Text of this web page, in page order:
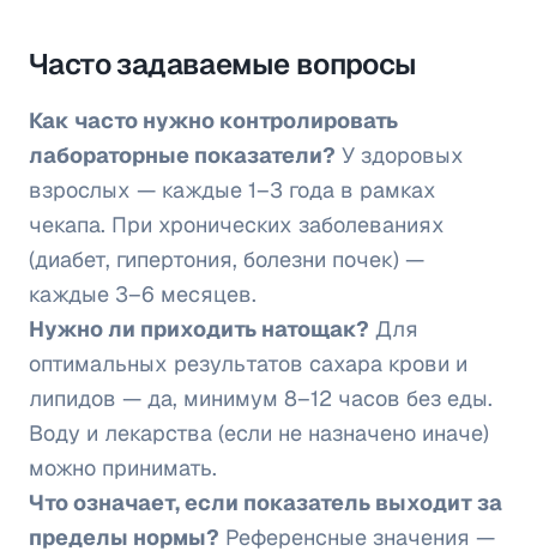
Часто задаваемые вопросы
Как часто нужно контролировать
лабораторные показатели? У здоровых
взрослых — каждые 1–3 года в рамках
чекапа. При хронических заболеваниях
(диабет, гипертония, болезни почек) —
каждые 3–6 месяцев.
Нужно ли приходить натощак? Для
оптимальных результатов сахара крови и
липидов — да, минимум 8–12 часов без еды.
Воду и лекарства (если не назначено иначе)
можно принимать.
Что означает, если показатель выходит за
пределы нормы? Референсные значения —